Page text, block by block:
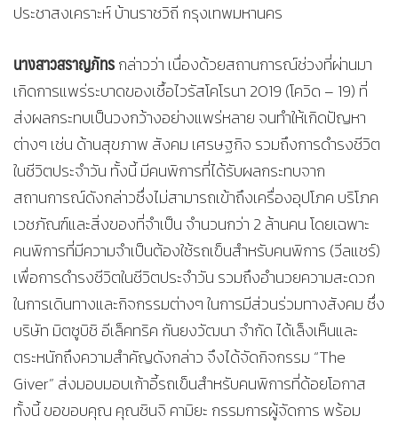
ประชาสงเคราะห์ บ้านราชวิถี กรุงเทพมหานคร
นางสาวสราญภัทรกล่าวว่า เนื่องด้วยสถานการณ์ช่วงที่ผ่านมา
เกิดการแพร่ระบาดของเชื้อไวรัสโคโรนา 2019 (โควิด – 19) ที่
ส่งผลกระทบเป็นวงกว้างอย่างแพร่หลาย จนทำให้เกิดปัญหา
ต่างๆ เช่น ด้านสุขภาพ สังคม เศรษฐกิจ รวมถึงการดำรงชีวิต
ในชีวิตประจำวัน ทั้งนี้ มีคนพิการที่ได้รับผลกระทบจาก
สถานการณ์ดังกล่าวซึ่งไม่สามารถเข้าถึงเครื่องอุปโภค บริโภค
เวชภัณฑ์และสิ่งของที่จำเป็น จำนวนกว่า 2 ล้านคน โดยเฉพาะ
คนพิการที่มีความจำเป็นต้องใช้รถเข็นสำหรับคนพิการ (วีลแชร์)
เพื่อการดำรงชีวิตในชีวิตประจำวัน รวมถึงอำนวยความสะดวก
ในการเดินทางและกิจกรรมต่างๆ ในการมีส่วนร่วมทางสังคม ซึ่ง
บริษัท มิตซูบิชิ อีเล็คทริค กันยงวัฒนา จำกัด ได้เล็งเห็นและ
ตระหนักถึงความสำคัญดังกล่าว จึงได้จัดกิจกรรม “The
Giver” ส่งมอบมอบเก้าอี้รถเข็นสำหรับคนพิการที่ด้อยโอกาส
ทั้งนี้ ขอขอบคุณ คุณชินจิ คามิยะ กรรมการผู้จัดการ พร้อม